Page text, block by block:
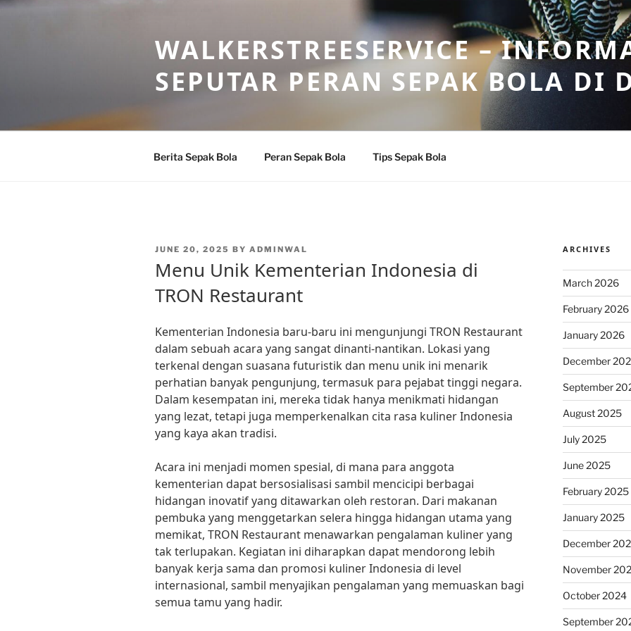
Skip
WALKERSTREESERVICE –
SEPUTAR PERAN SEPAK BOLA DI
Berita Sepak Bola Peran Sepak Bola Tips Sepak Bola
POSTED
JUNE 20, 2025 BY ADMINWAL
Menu Unik Kementerian Indonesia di
TRON Restaurant
Kementerian Indonesia baru-baru ini mengunjungi TRON Restaurant
dalam sebuah acara yang sangat dinanti-nantikan. Lokasi yang
terkenal dengan suasana futuristik dan menu unik ini menarik
perhatian banyak pengunjung, termasuk para pejabat tinggi negara.
Dalam kesempatan ini, mereka tidak hanya menikmati hidangan
yang lezat, tetapi juga memperkenalkan cita rasa kuliner Indonesia
yang kaya akan tradisi.
Acara ini menjadi momen spesial, di mana para anggota
kementerian dapat bersosialisasi sambil mencicipi berbagai
hidangan inovatif yang ditawarkan oleh restoran. Dari makanan
pembuka yang menggetarkan selera hingga hidangan utama yang
memikat, TRON Restaurant menawarkan pengalaman kuliner yang
tak terlupakan. Kegiatan ini diharapkan dapat mendorong lebih
banyak kerja sama dan promosi kuliner Indonesia di level
internasional, sambil menyajikan pengalaman yang memuaskan bagi
semua tamu yang hadir.
ARCHIVES
March 2026
February 2026
January 2026
December
September
August 2025
July 2025
June 2025
February 2025
January 2025
December
November
October 2024
September